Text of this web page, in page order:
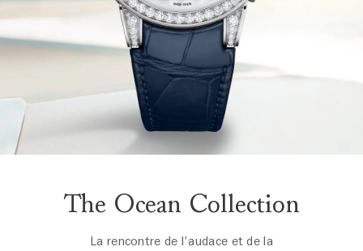
The Ocean Collection
La rencontre de l'audace et de la